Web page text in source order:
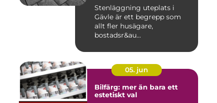
Stenläggning uteplats i
Gävle är ett begrepp som
allt fler husägare,
bostadsr&au...
05. jun
Bilfärg: mer än bara ett
estetiskt val